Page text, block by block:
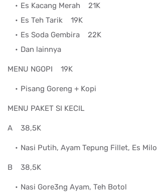
Es Kacang Merah 21K
Es Teh Tarik 19K
Es Soda Gembira 22K
Dan lainnya
MENU NGOPI 19K
Pisang Goreng + Kopi
MENU PAKET SI KECIL
A 38,5K
Nasi Putih, Ayam Tepung Fillet, Es Milo
B 38,5K
Nasi Gore3ng Ayam, Teh Botol